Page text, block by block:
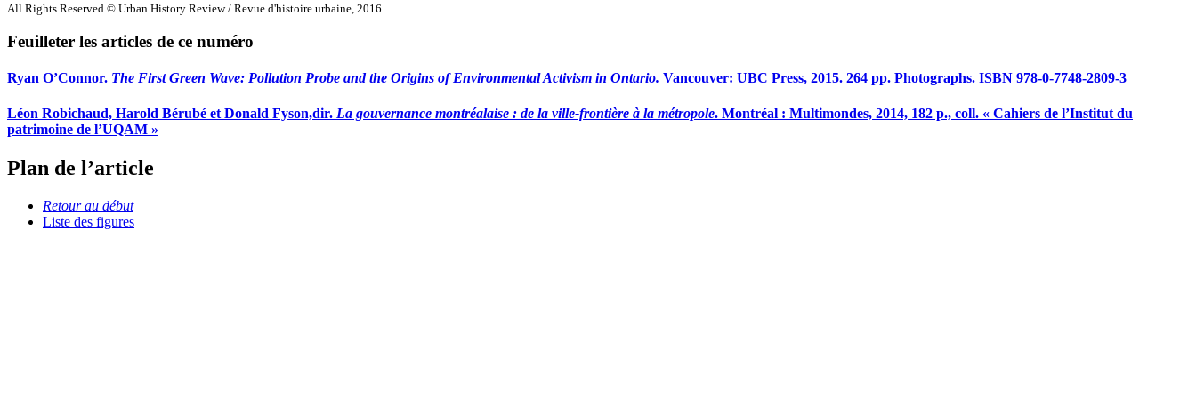
All Rights Reserved © Urban History Review / Revue d'histoire urbaine, 2016
Feuilleter les articles de ce numéro
Ryan O’Connor. The First Green Wave: Pollution Probe and the Origins of Environmental Activism in Ontario. Vancouver: UBC Press, 2015. 264 pp. Photographs. ISBN 978-0-7748-2809-3
Léon Robichaud, Harold Bérubé et Donald Fyson,dir. La gouvernance montréalaise : de la ville-frontière à la métropole. Montréal : Multimondes, 2014, 182 p., coll. « Cahiers de l’Institut du
patrimoine de l’UQAM »
Plan de l’article
Retour au début
Liste des figures